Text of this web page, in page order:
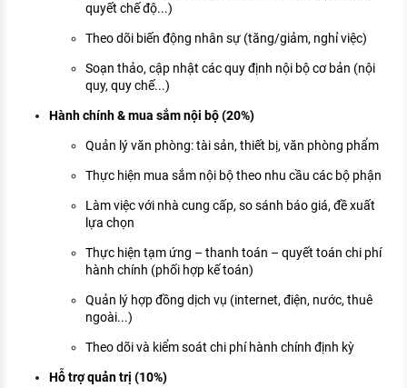
quyết chế độ...)
Theo dõi biến động nhân sự (tăng/giảm, nghỉ việc)
Soạn thảo, cập nhật các quy định nội bộ cơ bản (nội
quy, quy chế...)
Hành chính & mua sắm nội bộ (20%)
Quản lý văn phòng: tài sản, thiết bị, văn phòng phẩm
Thực hiện mua sắm nội bộ theo nhu cầu các bộ phận
Làm việc với nhà cung cấp, so sánh báo giá, đề xuất
lựa chọn
Thực hiện tạm ứng – thanh toán – quyết toán chi phí
hành chính (phối hợp kế toán)
Quản lý hợp đồng dịch vụ (internet, điện, nước, thuê
ngoài...)
Theo dõi và kiểm soát chi phí hành chính định kỳ
Hỗ trợ quản trị (10%)